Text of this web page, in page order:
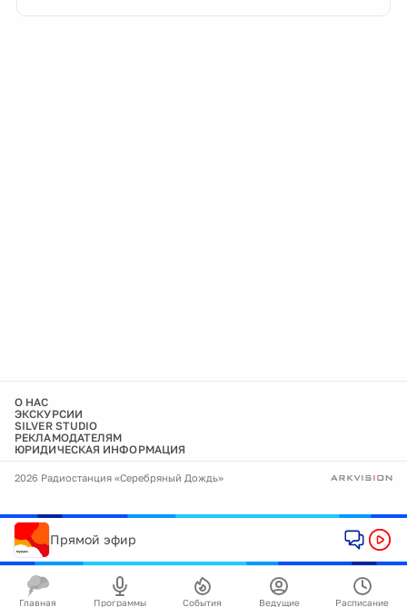
О НАС
ЭКСКУРСИИ
SILVER STUDIO
РЕКЛАМОДАТЕЛЯМ
ЮРИДИЧЕСКАЯ ИНФОРМАЦИЯ
2026 Радиостанция «Серебряный Дождь»
Прямой эфир
Главная Программы События Ведущие Расписание